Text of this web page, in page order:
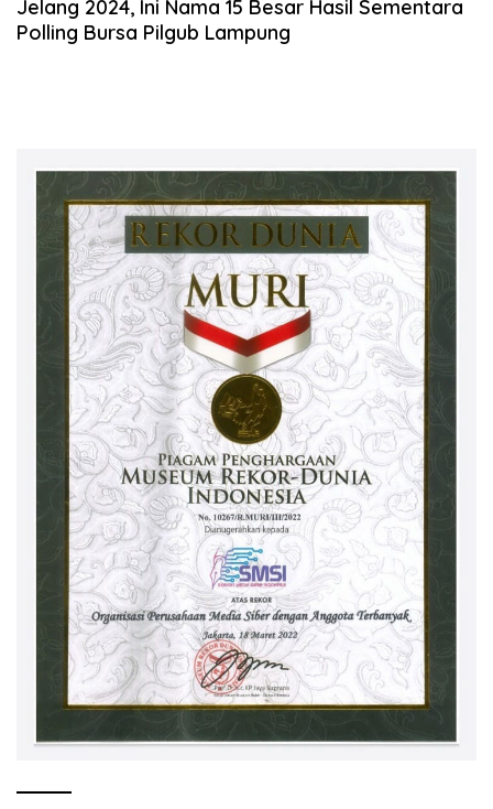
Jelang 2024, Ini Nama 15 Besar Hasil Sementara
Polling Bursa Pilgub Lampung